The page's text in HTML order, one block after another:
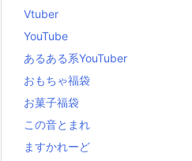
Vtuber
YouTube
あるある系YouTuber
おもちゃ福袋
お菓子福袋
この音とまれ
ますかれーど